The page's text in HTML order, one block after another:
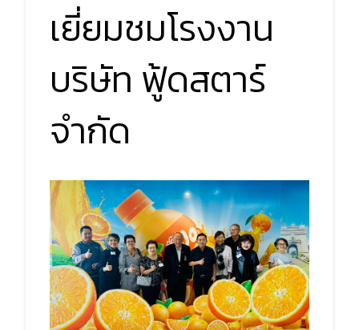
เยี่ยมชมโรงงาน
บริษัท ฟู้ดสตาร์
จำกัด